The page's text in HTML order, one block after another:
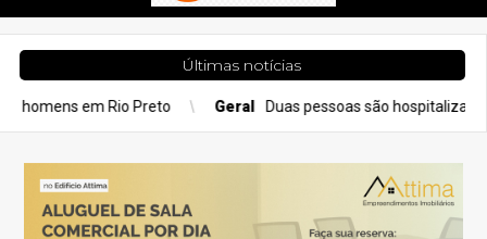
Últimas notícias
Geral Duas pessoas são hospitalizadas por inalação de